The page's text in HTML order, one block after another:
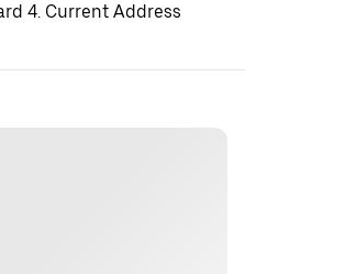
4. Current Address